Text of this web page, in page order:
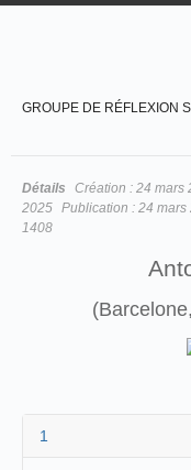
GROUPE DE RÉFLEXION
Détails Création : 24 mars
2025 Publication : 24 mars
1408
1